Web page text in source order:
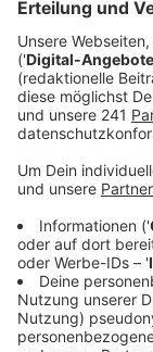
Anzeige
Am
geschlagen
sollen
einen 68-
Beide Opfer
die Überfälle
stattgefunden